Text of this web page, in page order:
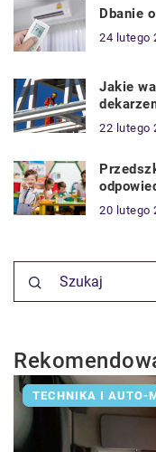
Dbanie
24 lutego
Jakie
22 lutego
20 lutego
TECHNIKA I AUTO-